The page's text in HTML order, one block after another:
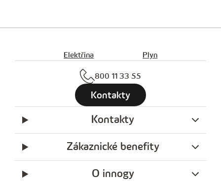
Elektřina Plyn
800 11 33 55
Kontakty
Kontakty
Zákaznické benefity
O innogy